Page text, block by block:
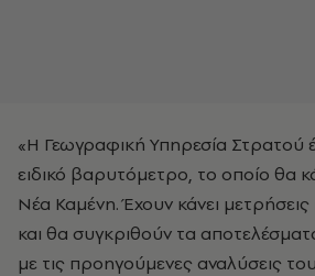
«Η Γεωγραφική Υπηρεσία Στρατού
ειδικό βαρυτόμετρο, το οποίο θα
Νέα Καμένη. Έχουν κάνει
και θα συγκριθούν τα
με τις προηγούμενες αναλύσεις